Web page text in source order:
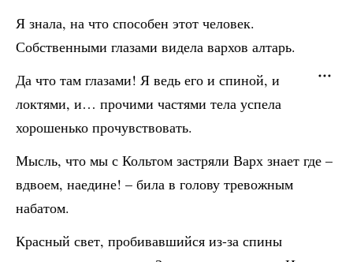
Я знала, на что способен этот человек.
Собственными глазами видела вархов алтарь.
Да что там глазами! Я ведь его и спиной, и
локтями, и… прочими частями тела успела
хорошенько прочувствовать.
Мысль, что мы с Кольтом застряли Варх знает где –
вдвоем, наедине! – била в голову тревожным
набатом.
Красный свет, пробивавшийся из-за спины